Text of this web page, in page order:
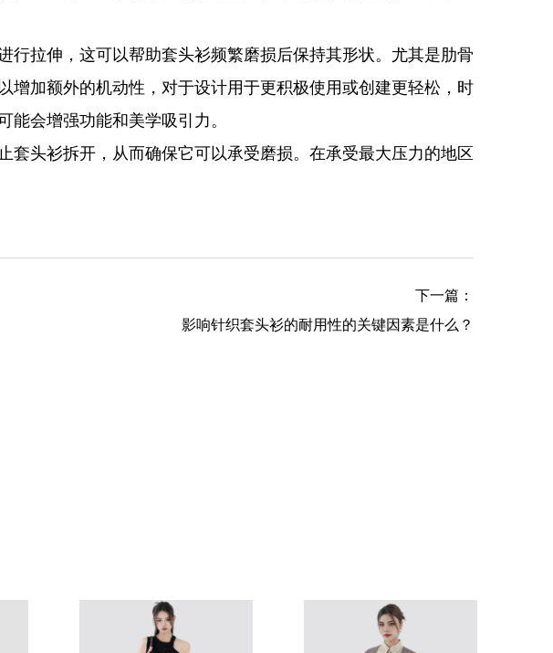
拉伸，这可以帮助套头衫频繁磨损后保持其形状。尤其是肋骨
加额外的机动性，对于设计用于更积极使用或创建更轻松，时
会增强功能和美学吸引力。
头衫拆开，从而确保它可以承受磨损。在承受最大压力的地区
下一篇：
影响针织套头衫的耐用性的关键因素是什么？